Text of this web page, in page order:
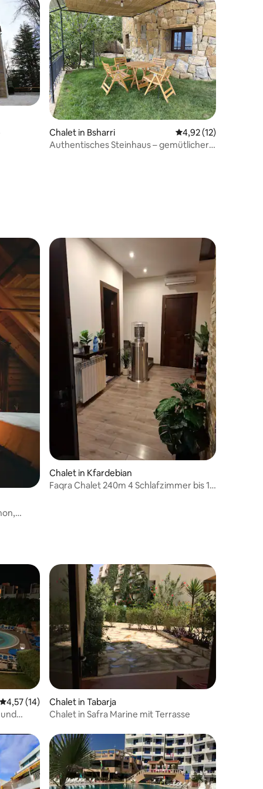
Chalet in Bsharri Durchschnittliche
4,92 (12)
Authentisches Steinhaus – gemütlicher
Chalet in Kfardebian
Faqra Chalet 240m 4 Schlafzimmer bis 10
Bewertungen
Durchschnittliche Bewertung: 4,57 von 5, 14 Bewertungen
4,57 (14)
Chalet in Tabarja
Chalet in Safra Marine mit Terrasse